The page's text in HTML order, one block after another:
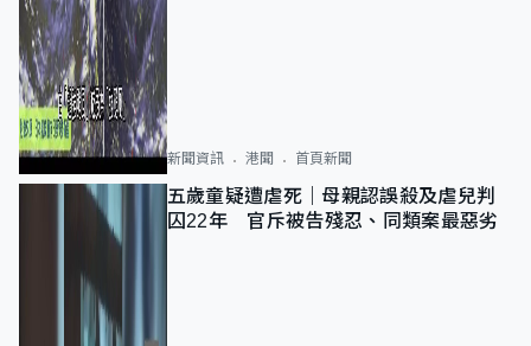
新聞資訊 港聞 首頁新聞
五歲童疑遭虐死｜母親認誤殺及虐兒判
囚22年 官斥被告殘忍、同類案最惡劣